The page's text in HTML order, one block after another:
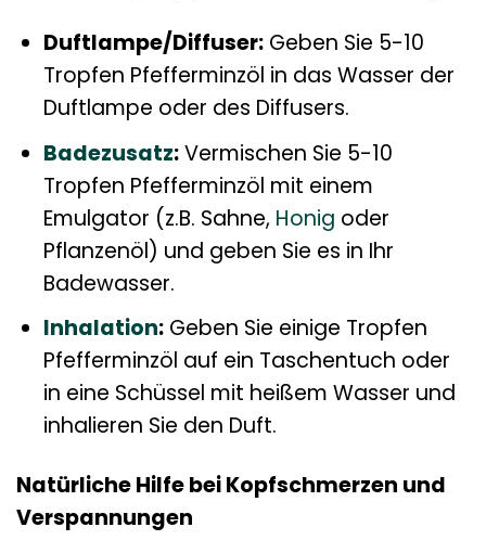
Duftlampe/Diffuser:Geben Sie 5-10
Tropfen Pfefferminzöl in das Wasser der
Duftlampe oder des Diffusers.
Badezusatz:Vermischen Sie 5-10
Tropfen Pfefferminzöl mit einem
Emulgator (z.B. Sahne, Honig oder
Pflanzenöl) und geben Sie es in Ihr
Badewasser.
Inhalation:Geben Sie einige Tropfen
Pfefferminzöl auf ein Taschentuch oder
in eine Schüssel mit heißem Wasser und
inhalieren Sie den Duft.
Natürliche Hilfe bei Kopfschmerzen und
Verspannungen